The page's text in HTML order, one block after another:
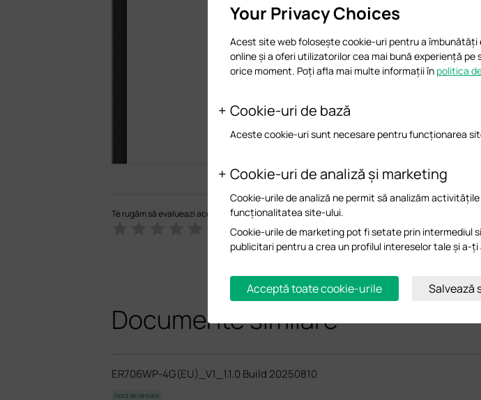
Te rugăm să evalueazi acest document
Documente similare
ER706WP-4G(EU)_V1_1.1.0 Build 20250810
Notă de lansare
Your Privacy Choices
Acest site web folosește cookie-uri pentru a
online și a oferi utilizatorilor cea mai bună experiență
orice moment. Poți afla mai multe informații în politica
Cookie-uri de bază
Aceste cookie-uri sunt necesare pentru funcționarea
Cookie-uri de analiză și marketing
Cookie-urile de analiză ne permit să analizăm
funcționalitatea site-ului.
Cookie-urile de marketing pot fi setate prin intermediul
publicitari pentru a crea un profilul intereselor tale și a-
Acceptă toate cookie-urile Salvează